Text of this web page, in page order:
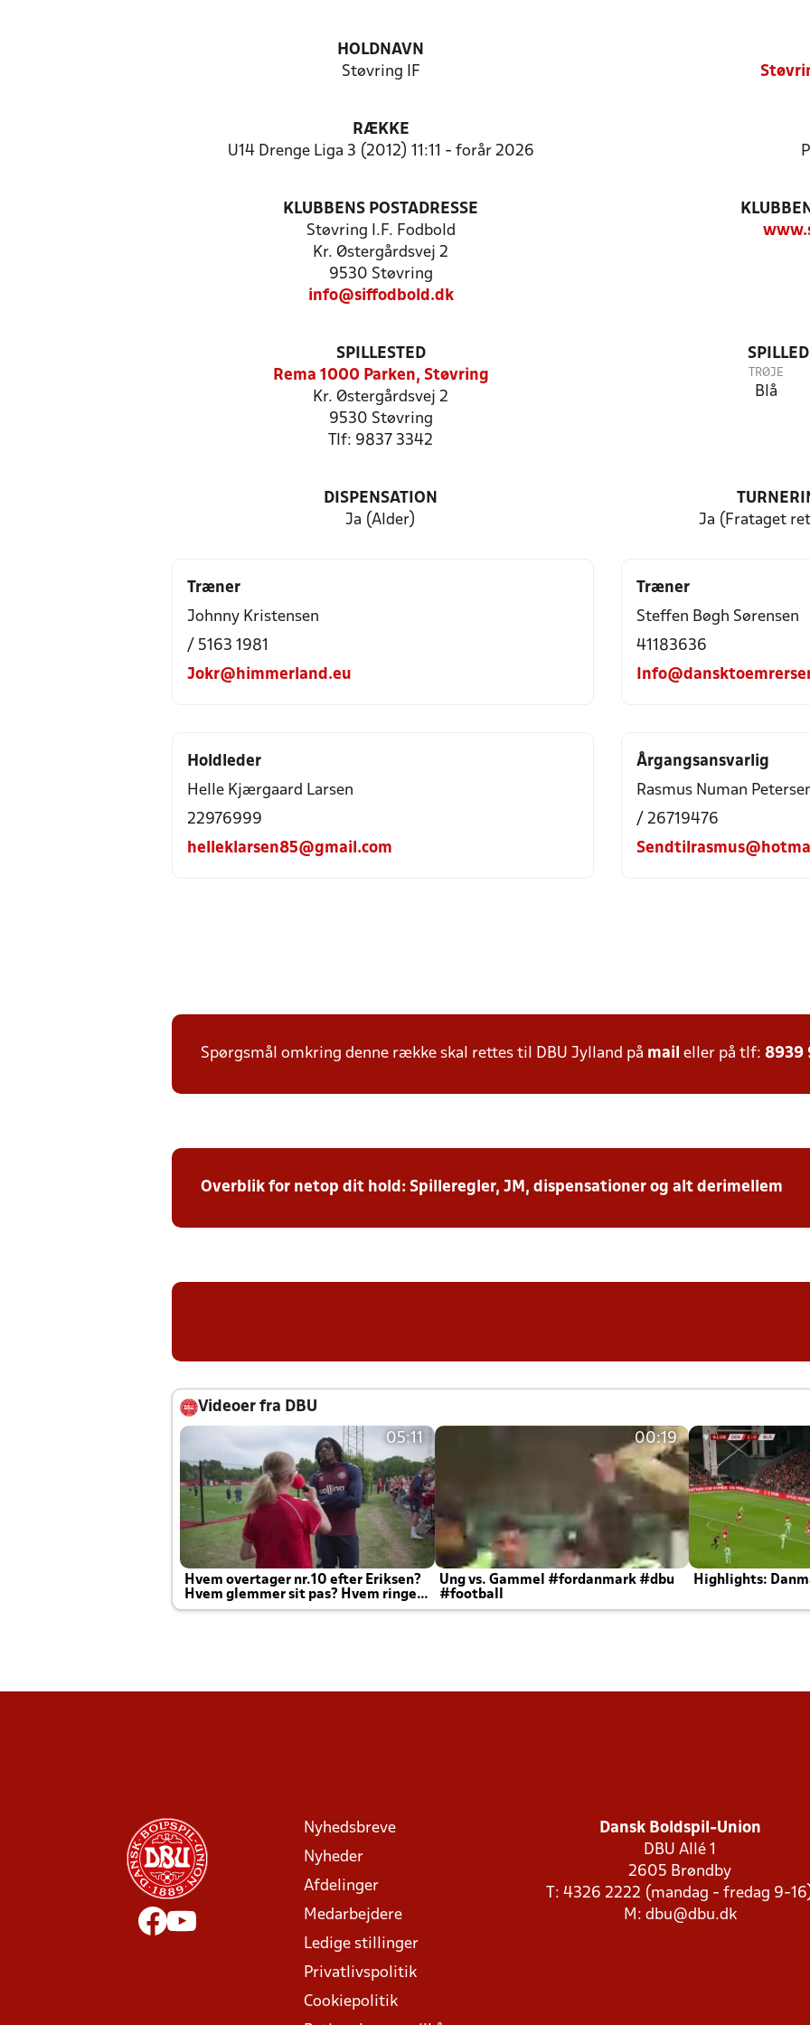
HOLDNAVN
Støvring IF
RÆKKE
U14 Drenge Liga 3 (2012) 11:11 - forår 2026
KLUBBENS POSTADRESSE
Støvring I.F. Fodbold
Kr. Østergårdsvej 2
9530 Støvring
info@siffodbold.dk
SPILLESTED
Rema 1000 Parken, Støvring
Kr. Østergårdsvej 2
9530 Støvring
Tlf: 9837 3342
TRØJE
Blå
DISPENSATION
Ja (Alder)
Ja (Frataget
Træner
Johnny Kristensen
/ 5163 1981
Jokr@himmerland.eu
Træner
Steffen Bøgh Sørensen
41183636
Holdleder
Helle Kjærgaard Larsen
22976999
helleklarsen85@gmail.com
Årgangsansvarlig
Rasmus Numan
/ 26719476
Spørgsmål omkring denne række skal rettes til DBU Jylland på mail eller på tlf: 8939
Overblik for netop dit hold: Spilleregler, JM, dispensationer og alt derimellem
Videoer fra DBU
05:11
Hvem overtager nr.10 efter Eriksen?
Hvem glemmer sit pas? Hvem ringer
Joachim altid til efter kampe?
00:19
Ung vs. Gammel #fordanmark #dbu
#football
Highlights:
Nyhedsbreve
Nyheder
Afdelinger
Medarbejdere
Ledige stillinger
Privatlivspolitik
Cookiepolitik
Dansk Boldspil-Union
DBU Allé 1
2605 Brøndby
T: 4326 2222 (mandag - fredag 9-
M: dbu@dbu.dk